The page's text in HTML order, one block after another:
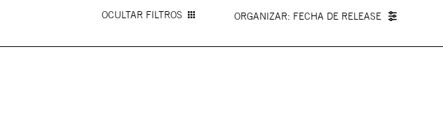
OCULTAR FILTROS FECHA DE RELEASE